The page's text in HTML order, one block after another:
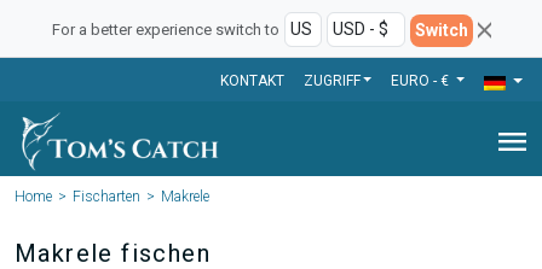
For a better experience switch to Switch
KONTAKT ZUGRIFF EURO - €
menu
Home Fischarten Makrele
Makrele fischen